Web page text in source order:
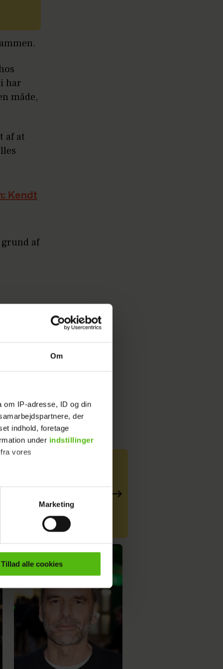
Om
om IP-adresse, ID og din
der
indhold, foretage
under indstillinger
vores
indhold til dig.
Vi indsamler data
Marketing
Tillad alle cookies
har
måde,
af at
Kendt
af
Det var